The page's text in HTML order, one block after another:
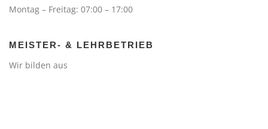
Montag – Freitag: 07:00 – 17:00
MEISTER- & LEHRBETRIEB
Wir bilden aus